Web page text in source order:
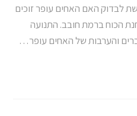
לבדוק האם האחים עופר זוכים
הכוח ברמת חובב. התנועה
והערבות של האחים עופר…